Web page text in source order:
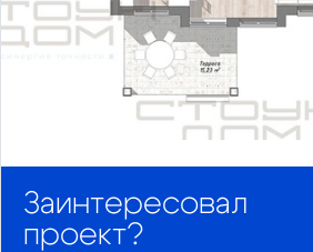
Заинтересовал
проект?